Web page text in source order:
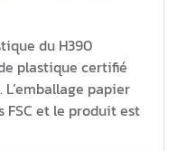
du H390
plastique certifié
papier
FSC et le produit est